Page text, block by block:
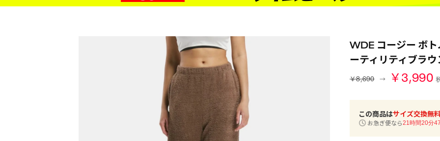
WDE コージー ボ
ーティリティブラ
￥8,690 ￥3,990
この商品はサイズ交換無
お急ぎ便なら21時間20分